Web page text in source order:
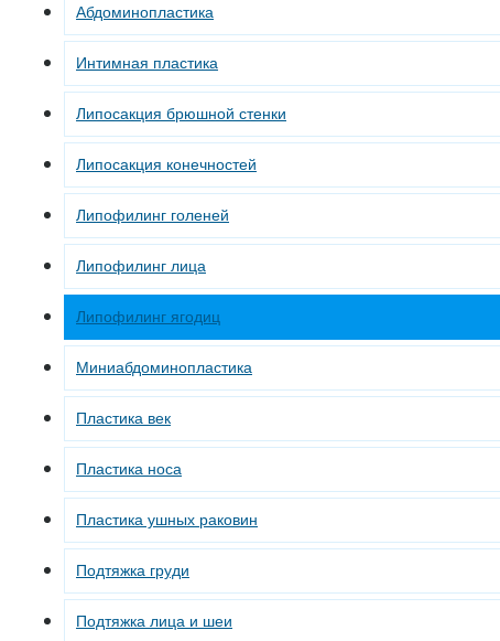
Абдоминопластика
Интимная пластика
Липосакция брюшной стенки
Липосакция конечностей
Липофилинг голеней
Липофилинг лица
Липофилинг ягодиц
Миниабдоминопластика
Пластика век
Пластика носа
Пластика ушных раковин
Подтяжка груди
Подтяжка лица и шеи